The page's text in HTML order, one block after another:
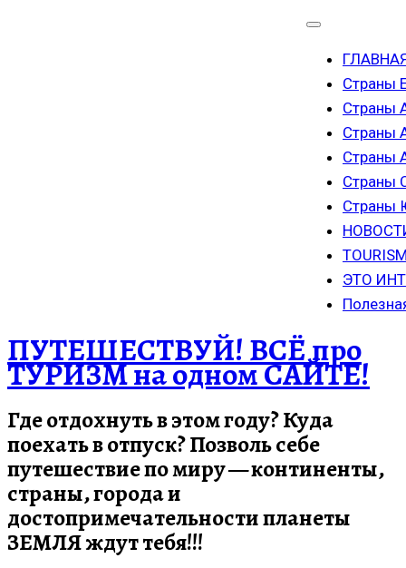
Страны
Страны
Страны
Страны
Страны
Страны
ЭТО
ПУТЕШЕСТВУЙ! ВСЁ про
ТУРИЗМ на одном САЙТЕ!
Где отдохнуть в этом году? Куда
поехать в отпуск? Позволь себе
путешествие по миру — континенты,
страны, города и
достопримечательности планеты
ЗЕМЛЯ ждут тебя!!!